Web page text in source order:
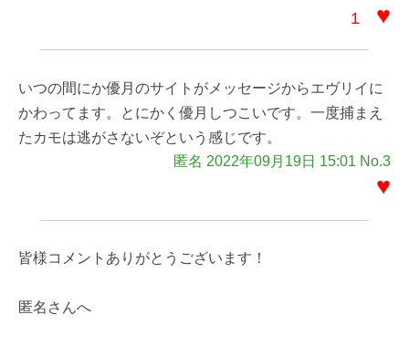
1 ♥
いつの間にか優月のサイトがメッセージからエヴリイに
かわってます。とにかく優月しつこいです。一度捕まえ
たカモは逃がさないぞという感じです。
匿名 2022年09月19日 15:01 No.3
♥
皆様コメントありがとうございます！
匿名さんへ